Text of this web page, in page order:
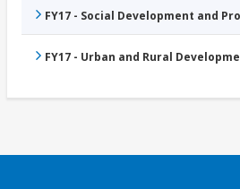
FY17 - Social Development and
FY17 - Urban and Rural